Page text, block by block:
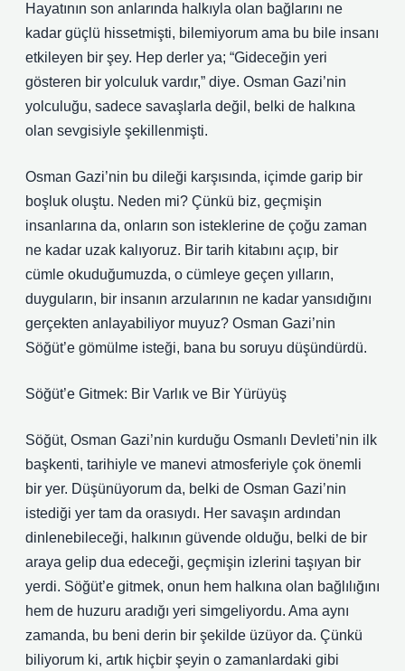
Hayatının son anlarında halkıyla olan bağlarını ne
kadar güçlü hissetmişti, bilemiyorum ama bu bile insanı
etkileyen bir şey. Hep derler ya; “Gideceğin yeri
gösteren bir yolculuk vardır,” diye. Osman Gazi’nin
yolculuğu, sadece savaşlarla değil, belki de halkına
olan sevgisiyle şekillenmişti.
Osman Gazi’nin bu dileği karşısında, içimde garip bir
boşluk oluştu. Neden mi? Çünkü biz, geçmişin
insanlarına da, onların son isteklerine de çoğu zaman
ne kadar uzak kalıyoruz. Bir tarih kitabını açıp, bir
cümle okuduğumuzda, o cümleye geçen yılların,
duyguların, bir insanın arzularının ne kadar yansıdığını
gerçekten anlayabiliyor muyuz? Osman Gazi’nin
Söğüt’e gömülme isteği, bana bu soruyu düşündürdü.
Söğüt’e Gitmek: Bir Varlık ve Bir Yürüyüş
Söğüt, Osman Gazi’nin kurduğu Osmanlı Devleti’nin ilk
başkenti, tarihiyle ve manevi atmosferiyle çok önemli
bir yer. Düşünüyorum da, belki de Osman Gazi’nin
istediği yer tam da orasıydı. Her savaşın ardından
dinlenebileceği, halkının güvende olduğu, belki de bir
araya gelip dua edeceği, geçmişin izlerini taşıyan bir
yerdi. Söğüt’e gitmek, onun hem halkına olan bağlılığını
hem de huzuru aradığı yeri simgeliyordu. Ama aynı
zamanda, bu beni derin bir şekilde üzüyor da. Çünkü
biliyorum ki, artık hiçbir şeyin o zamanlardaki gibi